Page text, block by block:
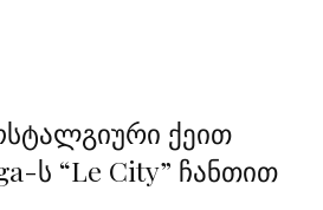
ქეით
ს “Le City” ჩანთით